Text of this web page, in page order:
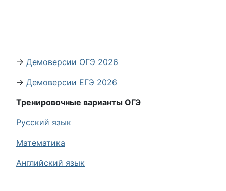
→ Демоверсии ОГЭ 2026
→ Демоверсии ЕГЭ 2026
Тренировочные варианты ОГЭ
Русский язык
Математика
Английский язык